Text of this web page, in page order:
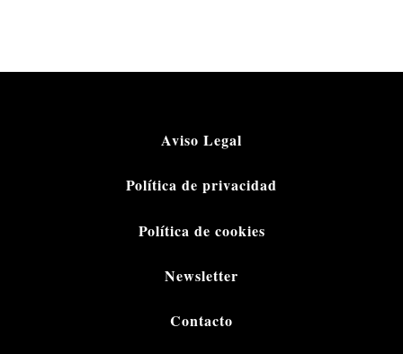
Aviso Legal
Política de privacidad
Política de cookies
Newsletter
Contacto